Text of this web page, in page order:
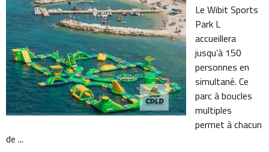
Le Wibit Sports
Park L
accueillera
jusqu’à 150
personnes en
simultané. Ce
parc à boucles
multiples
permet à chacun
de ...